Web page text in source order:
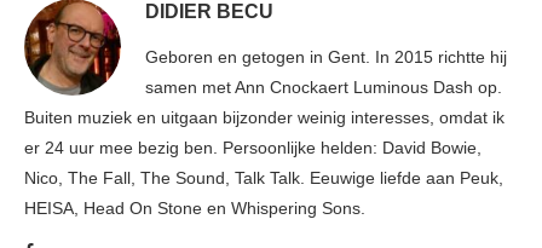
DIDIER BECU
Geboren en getogen in Gent. In 2015 richtte hij
samen met Ann Cnockaert Luminous Dash op.
Buiten muziek en uitgaan bijzonder weinig interesses, omdat ik
er 24 uur mee bezig ben. Persoonlijke helden: David Bowie,
Nico, The Fall, The Sound, Talk Talk. Eeuwige liefde aan Peuk,
HEISA, Head On Stone en Whispering Sons.